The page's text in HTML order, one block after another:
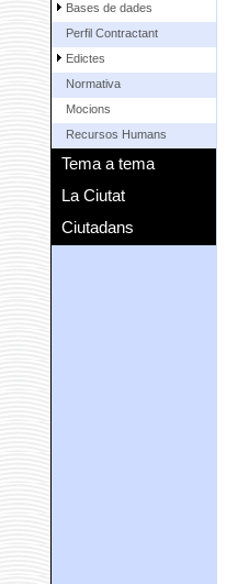
Bases de dades
Perfil Contractant
Edictes
Normativa
Mocions
Recursos Humans
Tema a tema
La Ciutat
Ciutadans